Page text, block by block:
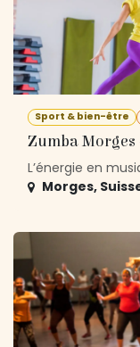
Sport & bien-être
Zumba Morges
L’énergie en
Morges,